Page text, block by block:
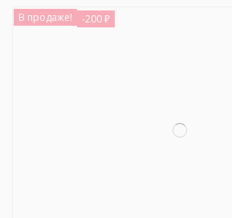
В продаже! -200 ₽